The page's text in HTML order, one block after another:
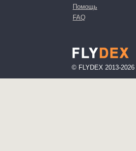
Помощь
FAQ
© FLYDEX 2013-2026